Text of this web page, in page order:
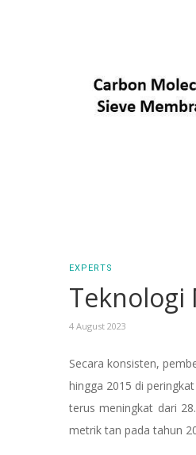
EXPERTS
Teknologi
4 August 2023
Secara konsisten,
hingga 2015 di
terus meningkat dari
metrik tan pada tahun